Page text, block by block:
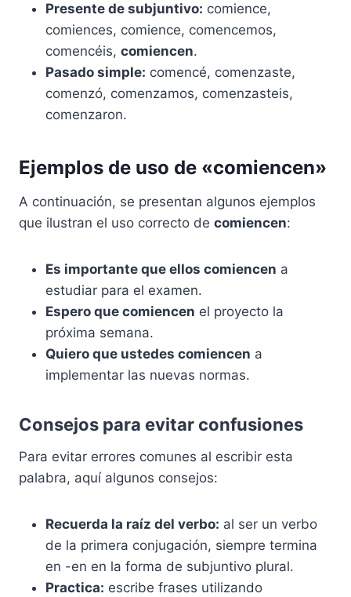
Presente de subjuntivo: comience,
comiences, comience, comencemos,
comencéis, comiencen.
Pasado simple: comencé, comenzaste,
comenzó, comenzamos, comenzasteis,
comenzaron.
Ejemplos de uso de «comiencen»
A continuación, se presentan algunos ejemplos
que ilustran el uso correcto de comiencen:
Es importante que ellos comiencen a
estudiar para el examen.
Espero que comiencen el proyecto la
próxima semana.
Quiero que ustedes comiencen a
implementar las nuevas normas.
Consejos para evitar confusiones
Para evitar errores comunes al escribir esta
palabra, aquí algunos consejos:
Recuerda la raíz del verbo: al ser un verbo
de la primera conjugación, siempre termina
en -en en la forma de subjuntivo plural.
Practica: escribe frases utilizando